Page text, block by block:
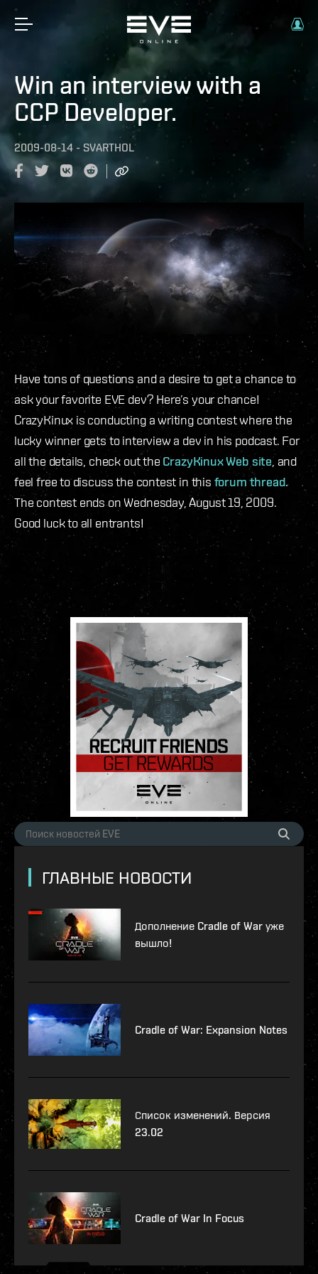
Win an interview with a
CCP Developer.
2009-08-14 - SVARTHOL
Have tons of questions and a desire to get a chance to
ask your favorite EVE dev? Here’s your chance!
CrazyKinux is conducting a writing contest where the
lucky winner gets to interview a dev in his podcast. For
all the details, check out the CrazyKinux Web site, and
feel free to discuss the contest in this forum thread.
The contest ends on Wednesday, August 19, 2009.
Good luck to all entrants!
ГЛАВНЫЕ НОВОСТИ
Дополнение Cradle of War уже
вышло!
Cradle of War: Expansion Notes
Список изменений. Версия
23.02
Cradle of War In Focus